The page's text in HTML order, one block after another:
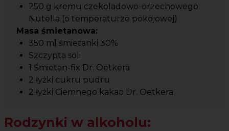
250 g kremu czekoladowo-orzechowego
Nutella (o temperaturze pokojowej)
Masa śmietanowa:
350 ml śmietanki 30%
Szczypta soli
1 Śmietan-fix Dr. Oetkera
2 łyżki cukru pudru
2 łyżki Ciemnego kakao Dr. Oetkera
Rodzynki w alkoholu: